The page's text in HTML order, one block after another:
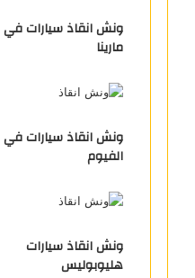
ونش انقاذ سيارات في
مارينا
ونش انقاذ سيارات في
الفيوم
ونش انقاذ سيارات
هليوبوليس